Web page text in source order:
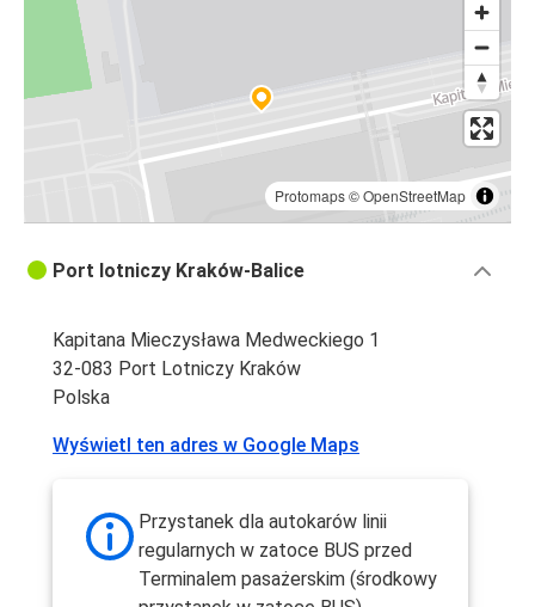
Protomaps©OpenStreetMap
Port lotniczy Kraków-Balice
Kapitana Mieczysława Medweckiego 1
32-083 Port Lotniczy Kraków
Polska
Wyświetl ten adres w Google Maps
Przystanek dla autokarów linii
regularnych w zatoce BUS przed
Terminalem pasażerskim (środkowy